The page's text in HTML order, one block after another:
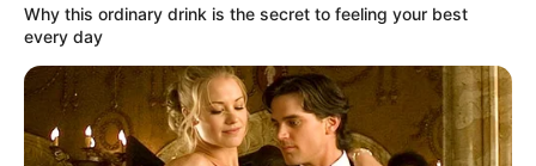
Why this ordinary drink is the secret to feeling your best
every day